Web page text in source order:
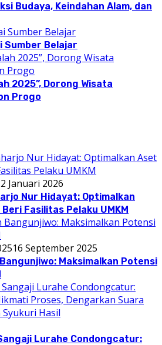
Budaya, Keindahan Alam, dan
Sumber Belajar
2025”, Dorong Wisata
Progo
Januari 2026
Nur Hidayat: Optimalkan
Fasilitas Pelaku UMKM
16 September 2025
Maksimalkan Potensi
Lurahe Condongcatur: